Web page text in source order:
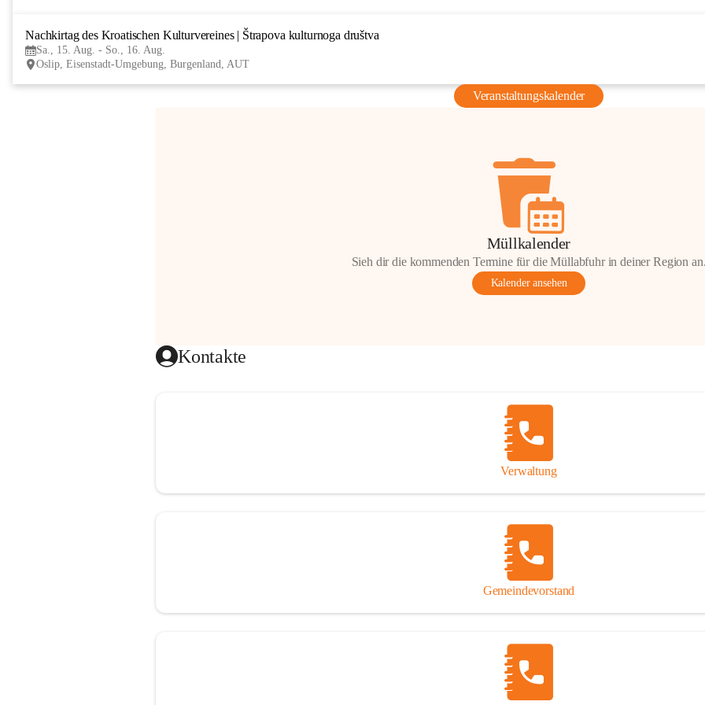
Nachkirtag des Kroatischen Kulturvereines | Štrapova kulturnoga društva
Sa., 15. Aug. - So., 16. Aug.
Oslip, Eisenstadt-Umgebung, Burgenland, AUT
Veranstaltungskalender
Müllkalender
Sieh dir die kommenden Termine für die Müllabfuhr in deiner Region an.
Kalender ansehen
Kontakte
Verwaltung
Gemeindevorstand